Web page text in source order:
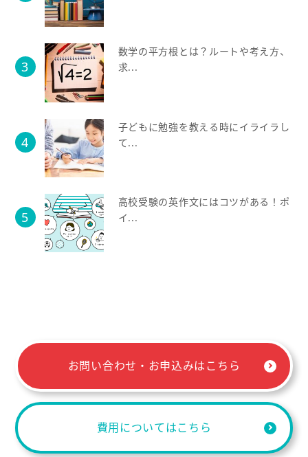
数学の平方根とは？ルートや考え方、
求...
子どもに勉強を教える時にイライラし
て...
高校受験の英作文にはコツがある！ポ
イ...
お問い合わせ・お申込みはこちら
費用についてはこちら